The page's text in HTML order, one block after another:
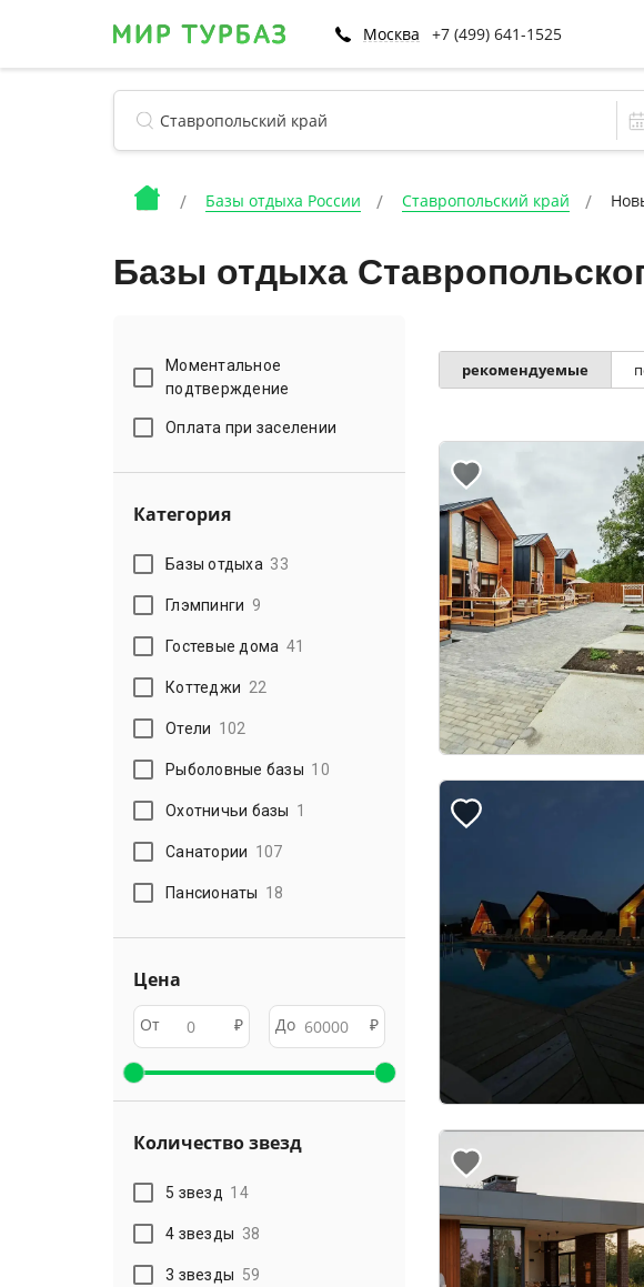
Москва +7 (499) 641-1525
Базы отдыха России Ставропольский край
Базы отдыха
Моментальное
подтверждение
Оплата при заселении
Категория
Базы отдыха 33
Глэмпинги 9
Гостевые дома 41
Коттеджи 22
Отели 102
Рыболовные базы 10
Охотничьи базы 1
Санатории 107
Пансионаты 18
Цена
От ₽ До ₽
Количество звезд
5 звезд 14
4 звезды 38
3 звезды 59
рекомендуемые